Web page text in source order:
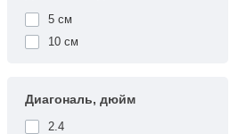
5 см
10 см
Диагональ, дюйм
2.4